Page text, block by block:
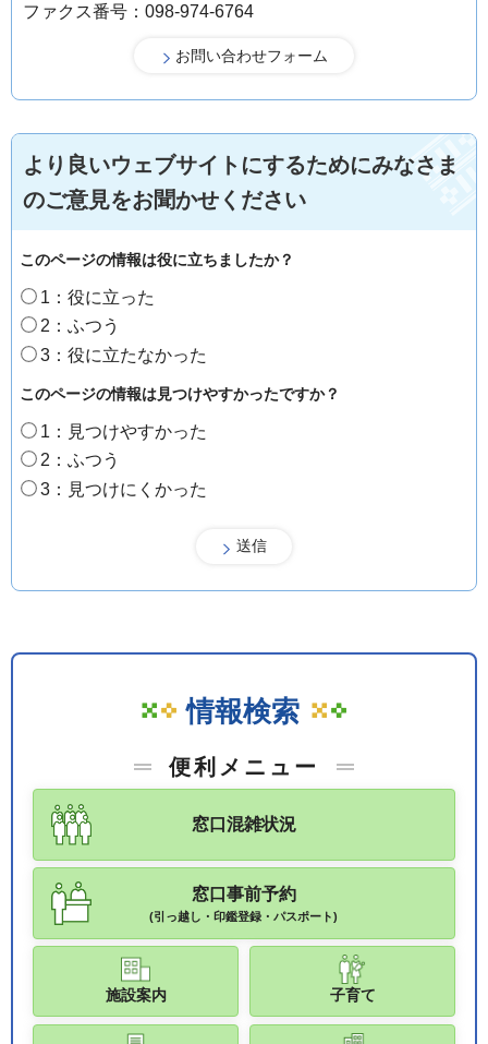
ファクス番号：098-974-6764
より良いウェブサイトにするためにみなさま
のご意見をお聞かせください
このページの情報は役に立ちましたか？
1：役に立った
2：ふつう
3：役に立たなかった
このページの情報は見つけやすかったですか？
1：見つけやすかった
2：ふつう
3：見つけにくかった
情報検索
便利メニュー
窓口混雑状況
窓口事前予約
(引っ越し・印鑑登録・パスポート)
施設案内 子育て